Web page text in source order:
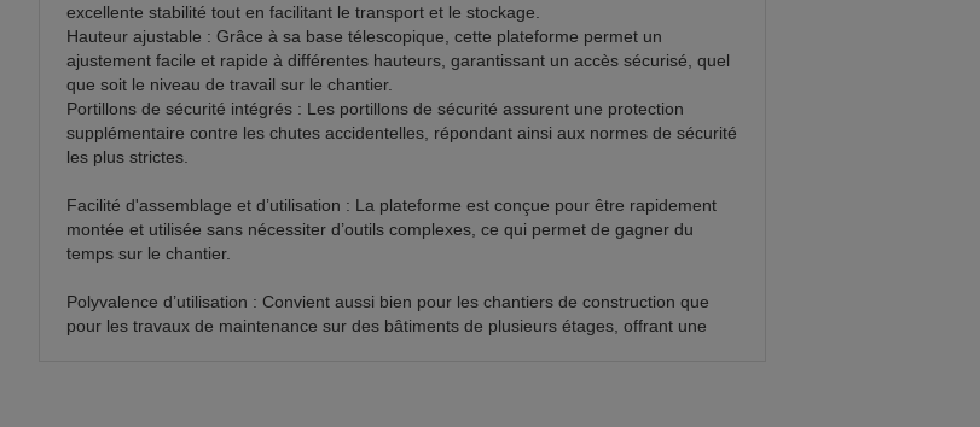
excellente stabilité tout en facilitant le transport et le stockage.
Hauteur ajustable : Grâce à sa base télescopique, cette plateforme permet un
ajustement facile et rapide à différentes hauteurs, garantissant un accès sécurisé, quel
que soit le niveau de travail sur le chantier.
Portillons de sécurité intégrés : Les portillons de sécurité assurent une protection
supplémentaire contre les chutes accidentelles, répondant ainsi aux normes de sécurité
les plus strictes.
Facilité d'assemblage et d’utilisation : La plateforme est conçue pour être rapidement
montée et utilisée sans nécessiter d’outils complexes, ce qui permet de gagner du
temps sur le chantier.
Polyvalence d’utilisation : Convient aussi bien pour les chantiers de construction que
pour les travaux de maintenance sur des bâtiments de plusieurs étages, offrant une